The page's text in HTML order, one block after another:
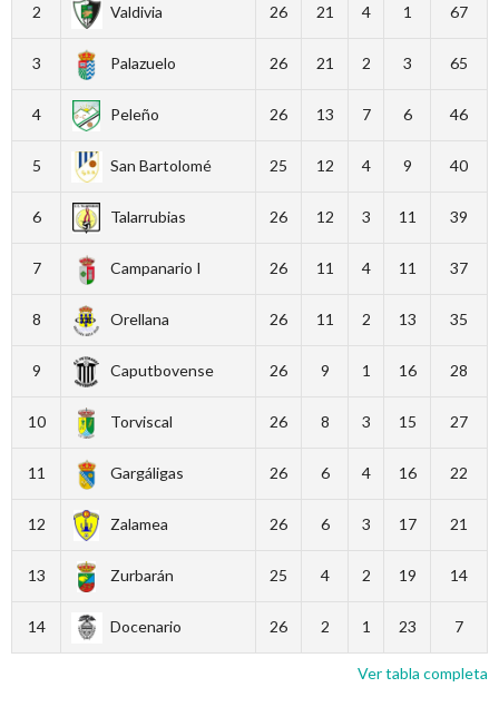
2 Valdivia 26 21 4 1 67
3 Palazuelo 26 21 2 3 65
4 Peleño 26 13 7 6 46
5 San Bartolomé 25 12 4 9 40
6 Talarrubias 26 12 3 11 39
7 Campanario I 26 11 4 11 37
8 Orellana 26 11 2 13 35
9 Caputbovense 26 9 1 16 28
10 Torviscal 26 8 3 15 27
11 Gargáligas 26 6 4 16 22
12 Zalamea 26 6 3 17 21
13 Zurbarán 25 4 2 19 14
14 Docenario 26 2 1 23 7
Ver tabla completa